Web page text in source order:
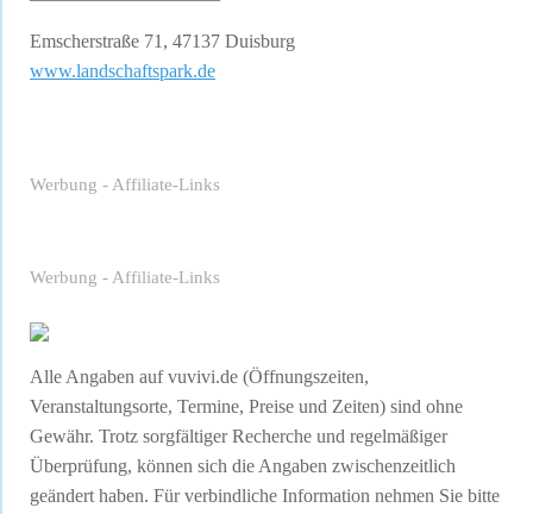
Emscherstraße 71, 47137 Duisburg
www.landschaftspark.de
Werbung - Affiliate-Links
Werbung - Affiliate-Links
Alle Angaben auf vuvivi.de (Öffnungszeiten,
Veranstaltungsorte, Termine, Preise und Zeiten) sind ohne
Gewähr. Trotz sorgfältiger Recherche und regelmäßiger
Überprüfung, können sich die Angaben zwischenzeitlich
geändert haben. Für verbindliche Information nehmen Sie bitte